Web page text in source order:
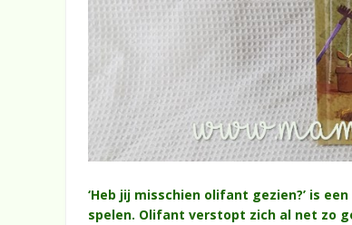
‘Heb jij misschien olifant gezien?’ is
spelen. Olifant verstopt zich al net zo